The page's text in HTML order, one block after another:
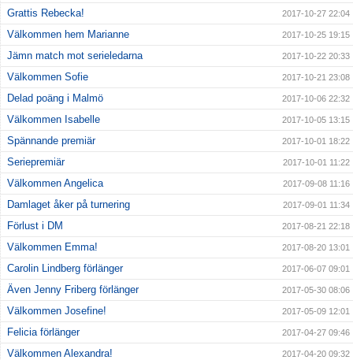
Grattis Rebecka! 2017-10-27 22:04
Välkommen hem Marianne 2017-10-25 19:15
Jämn match mot serieledarna 2017-10-22 20:33
Välkommen Sofie 2017-10-21 23:08
Delad poäng i Malmö 2017-10-06 22:32
Välkommen Isabelle 2017-10-05 13:15
Spännande premiär 2017-10-01 18:22
Seriepremiär 2017-10-01 11:22
Välkommen Angelica 2017-09-08 11:16
Damlaget åker på turnering 2017-09-01 11:34
Förlust i DM 2017-08-21 22:18
Välkommen Emma! 2017-08-20 13:01
Carolin Lindberg förlänger 2017-06-07 09:01
Även Jenny Friberg förlänger 2017-05-30 08:06
Välkommen Josefine! 2017-05-09 12:01
Felicia förlänger 2017-04-27 09:46
Välkommen Alexandra! 2017-04-20 09:32